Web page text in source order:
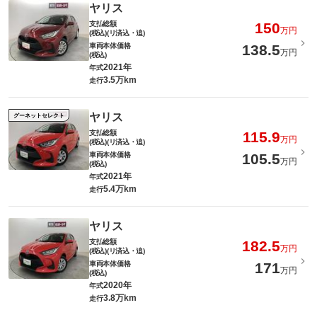
ヤリス
支払総額
(税込)(リ済込・追)
150万円
車両本体価格
(税込)
138.5万円
年式2021年
走行3.5万km
グーネットセレクト ヤリス
支払総額
(税込)(リ済込・追)
115.9万円
車両本体価格
(税込)
105.5万円
年式2021年
走行5.4万km
ヤリス
支払総額
(税込)(リ済込・追)
182.5万円
車両本体価格
(税込)
171万円
年式2020年
走行3.8万km